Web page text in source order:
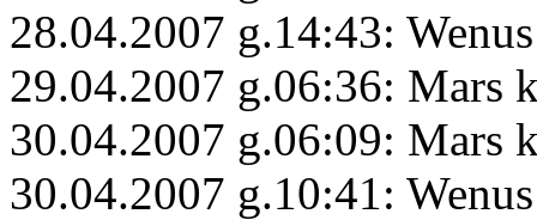
28.04.2007 g.14:43:
29.04.2007 g.06:36: Mars
30.04.2007 g.06:09: Mars
30.04.2007 g.10:41: